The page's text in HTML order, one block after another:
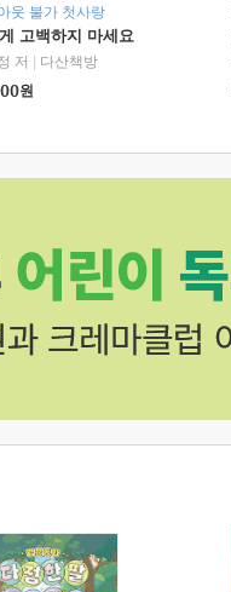
웃 불가 첫사랑
고백하지 마세요
저
다산책방
원